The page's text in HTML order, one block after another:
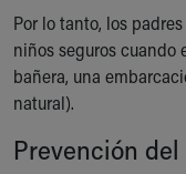
Cincinnati Children's
Your Visit
MyChart Telehealth
Directions
Doggie Brigade
During Your Visit
Por lo tanto, los
niños seguros cuando
bañera, una
natural).
Prevención